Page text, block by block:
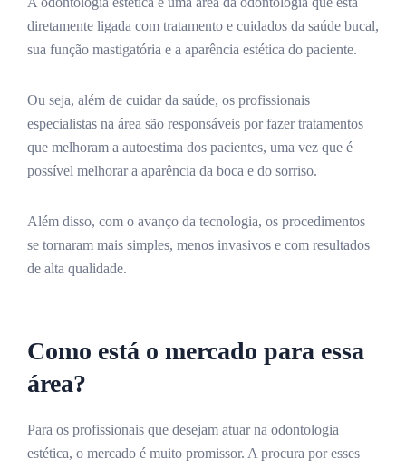
diretamente ligada com tratamento e cuidados da saúde bucal,
sua função mastigatória e a aparência estética do paciente.
Ou seja, além de cuidar da saúde, os profissionais
especialistas na área são responsáveis por fazer tratamentos
que melhoram a autoestima dos pacientes, uma vez que é
possível melhorar a aparência da boca e do sorriso.
Além disso, com o avanço da tecnologia, os procedimentos
se tornaram mais simples, menos invasivos e com resultados
de alta qualidade.
Como está o mercado para essa
área?
Para os profissionais que desejam atuar na odontologia
estética, o mercado é muito promissor. A procura por esses